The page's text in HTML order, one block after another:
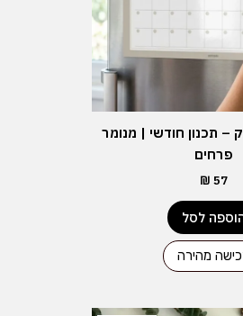
– תכנון חודשי | מנומר
פרחים
₪ 57
לסל
מהירה